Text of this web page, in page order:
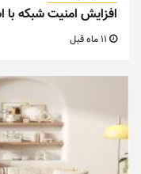
افزایش امنیت شبکه با